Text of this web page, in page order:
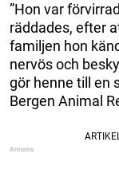
”Hon var
räddades, efter
familjen hon
nervös och
gör henne till en
Bergen Animal